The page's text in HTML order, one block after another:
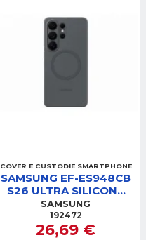
COVER E CUSTODIE SMARTPHONE
SAMSUNG EF-ES948CB
S26 ULTRA SILICONE
MAGNET COVER NERO
SAMSUNG
192472
26,69 €